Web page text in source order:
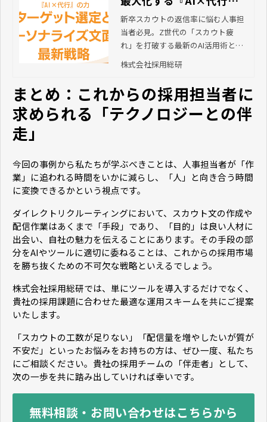
の力｜ターゲット選定と
パーソナライズ文面の最
新卒スカウトの返信率に悩む人事担
当者必見。Z世代の「スカウト疲
れ」を打破する最新のAI活用術と、
プロの代行（RPO）を掛け合わせた
戦略を解説します。AIによる精密な
選定と「人の手」によるパーソナラ
イズ文面で、採用成果を最大化する
秘訣とは。
株式会社採用総研
まとめ：これからの採用担当者に
求められる「テクノロジーとの伴
走」
今回の事例から私たちが学ぶべきことは、人事担当者が「作
業」に追われる時間をいかに減らし、「人」と向き合う時間
に変換できるかという視点です。
ダイレクトリクルーティングにおいて、スカウト文の作成や
配信作業はあくまで「手段」であり、「目的」は良い人材に
出会い、自社の魅力を伝えることにあります。その手段の部
分をAIやツールに適切に委ねることは、これからの採用市場
を勝ち抜くための不可欠な戦略といえるでしょう。
株式会社採用総研では、単にツールを導入するだけでなく、
貴社の採用課題に合わせた最適な運用スキームを共にご提案
いたします。
「スカウトの工数が足りない」「配信量を増やしたいが質が
不安だ」といったお悩みをお持ちの方は、ぜひ一度、私たち
にご相談ください。貴社の採用チームの「伴走者」として、
次の一歩を共に踏み出していければ幸いです。
無料相談・お問い合わせはこちらから